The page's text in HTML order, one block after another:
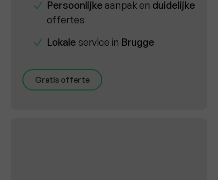
Persoonlijke aanpak en duidelijke
offertes
Lokale service in Brugge
Gratis offerte